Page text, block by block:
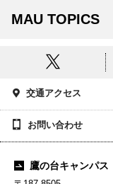
MAU TOPICS
交通アクセス
お問い合わせ
鷹の台キャンパス